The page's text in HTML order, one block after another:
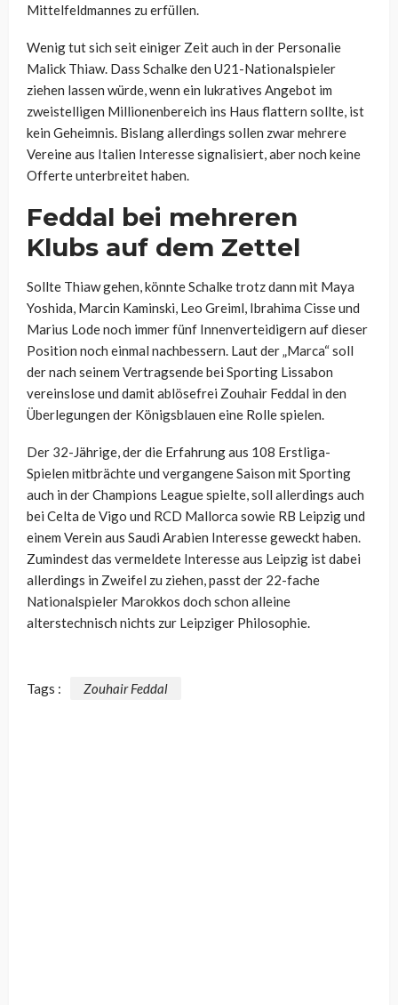
Mittelfeldmannes zu erfüllen.
Wenig tut sich seit einiger Zeit auch in der Personalie
Malick Thiaw. Dass Schalke den U21-Nationalspieler
ziehen lassen würde, wenn ein lukratives Angebot im
zweistelligen Millionenbereich ins Haus flattern sollte, ist
kein Geheimnis. Bislang allerdings sollen zwar mehrere
Vereine aus Italien Interesse signalisiert, aber noch keine
Offerte unterbreitet haben.
Feddal bei mehreren
Klubs auf dem Zettel
Sollte Thiaw gehen, könnte Schalke trotz dann mit Maya
Yoshida, Marcin Kaminski, Leo Greiml, Ibrahima Cisse und
Marius Lode noch immer fünf Innenverteidigern auf dieser
Position noch einmal nachbessern. Laut der „Marca“ soll
der nach seinem Vertragsende bei Sporting Lissabon
vereinslose und damit ablösefrei Zouhair Feddal in den
Überlegungen der Königsblauen eine Rolle spielen.
Der 32-Jährige, der die Erfahrung aus 108 Erstliga-
Spielen mitbrächte und vergangene Saison mit Sporting
auch in der Champions League spielte, soll allerdings auch
bei Celta de Vigo und RCD Mallorca sowie RB Leipzig und
einem Verein aus Saudi Arabien Interesse geweckt haben.
Zumindest das vermeldete Interesse aus Leipzig ist dabei
allerdings in Zweifel zu ziehen, passt der 22-fache
Nationalspieler Marokkos doch schon alleine
alterstechnisch nichts zur Leipziger Philosophie.
Tags : Zouhair Feddal